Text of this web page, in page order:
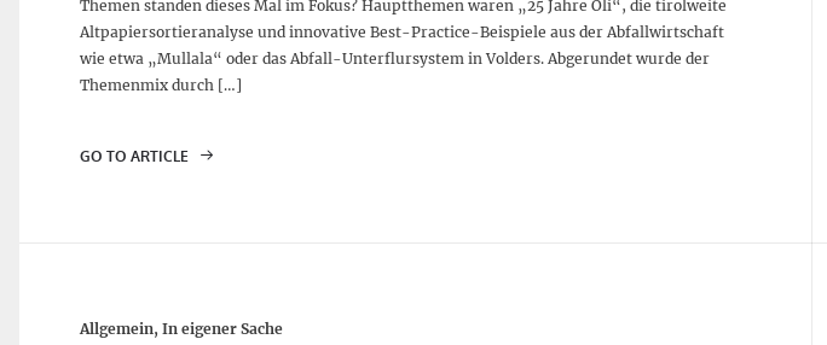
Themen standen dieses Mal im Fokus? Hauptthemen waren „25 Jahre Öli“, die tirolweite
Altpapiersortieranalyse und innovative Best-Practice-Beispiele aus der Abfallwirtschaft
wie etwa „Mullala“ oder das Abfall-Unterflursystem in Volders. Abgerundet wurde der
Themenmix durch […]
GO TO ARTICLE
Allgemein, In eigener Sache